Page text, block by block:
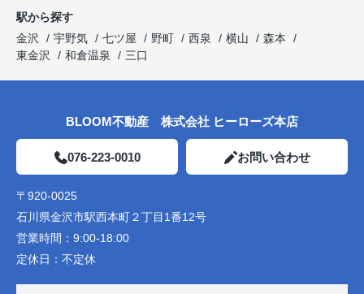
駅から探す
金沢
宇野気 七ツ屋 野町 西泉 横山
森本
東金沢
和倉温泉 三口
BLOOM不動産 株式会社 ヒーローズ本店
076-223-0010 お問い合わせ
〒920-0025
石川県金沢市駅西本町２丁目1番12号
営業時間： 9:00-18:00
定休日： 不定休